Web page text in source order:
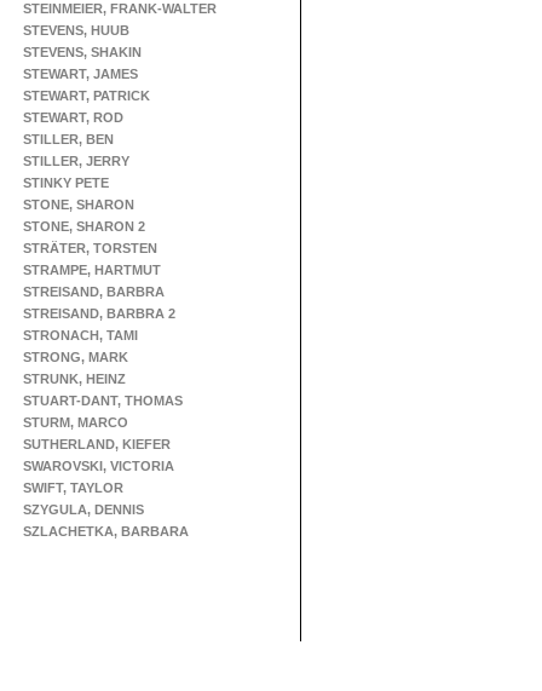
STEINMEIER, FRANK-WALTER
STEVENS, HUUB
STEVENS, SHAKIN
STEWART, JAMES
STEWART, PATRICK
STEWART, ROD
STILLER, BEN
STILLER, JERRY
STINKY PETE
STONE, SHARON
STONE, SHARON 2
STRÄTER, TORSTEN
STRAMPE, HARTMUT
STREISAND, BARBRA
STREISAND, BARBRA 2
STRONACH, TAMI
STRONG, MARK
STRUNK, HEINZ
STUART-DANT, THOMAS
STURM, MARCO
SUTHERLAND, KIEFER
SWAROVSKI, VICTORIA
SWIFT, TAYLOR
SZYGULA, DENNIS
SZLACHETKA, BARBARA